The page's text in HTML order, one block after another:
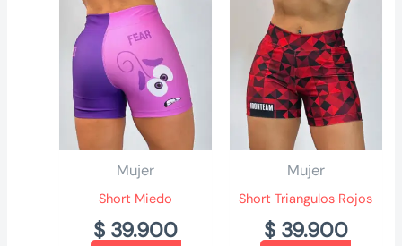
variantes.
Las
opciones
se
pueden
elegir
la
página
múltiples
variantes.
Las
opciones
se
pueden
elegir
la
página
Mujer
Short Miedo
$ 39.900
Mujer
Short Triangulos Rojos
$39.900